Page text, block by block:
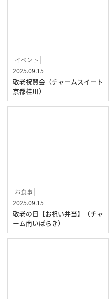
イベント
2025.09.15
敬老祝賀会（チャームスイート
京都桂川）
お食事
2025.09.15
敬老の日【お祝い弁当】（チャ
ーム南いばらき）